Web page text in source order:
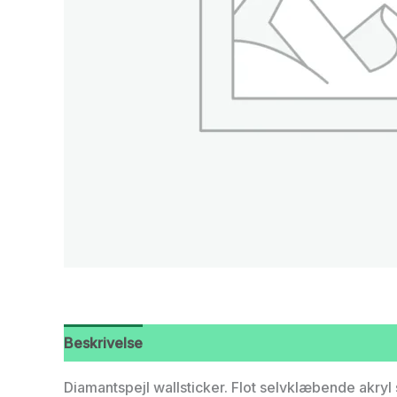
Beskrivelse
Diamantspejl wallsticker. Flot selvklæbende